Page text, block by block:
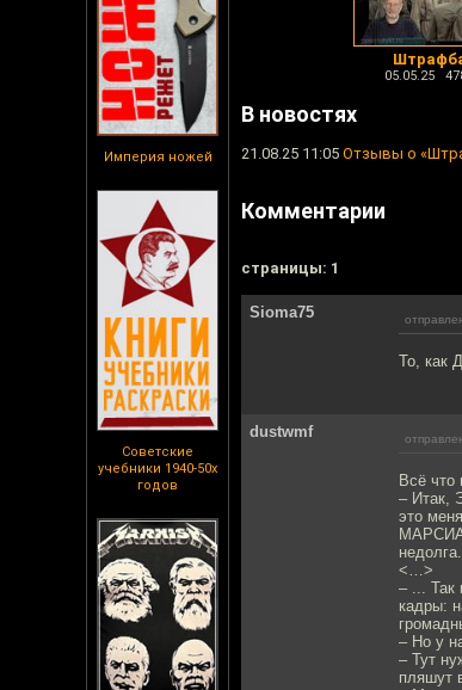
Империя ножей
Советские
учебники 1940-50х
годов
05.05.25
В новостях
21.08.25 11:05 Отзывы о
Комментарии
cтраницы: 1
Sioma75
То, как
dustwmf
Всё что
– Итак,
это
<…>
– ... Так
кадры:
– Но у
– Тут
пляшут